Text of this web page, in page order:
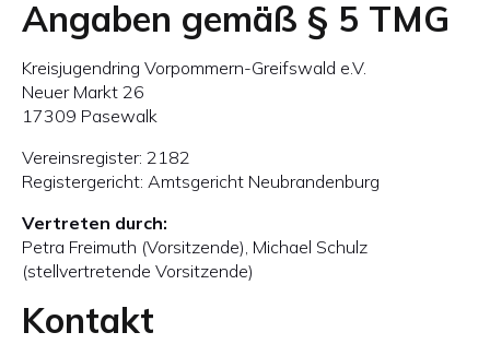
Angaben gemäß § 5 TMG
Kreisjugendring Vorpommern-Greifswald e.V.
Neuer Markt 26
17309 Pasewalk
Vereinsregister: 2182
Registergericht: Amtsgericht Neubrandenburg
Vertreten durch:
Petra Freimuth (Vorsitzende), Michael Schulz
(stellvertretende Vorsitzende)
Kontakt